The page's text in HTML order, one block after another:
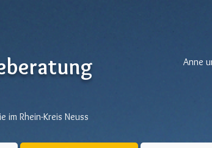
Anne
im Rhein-Kreis Neuss